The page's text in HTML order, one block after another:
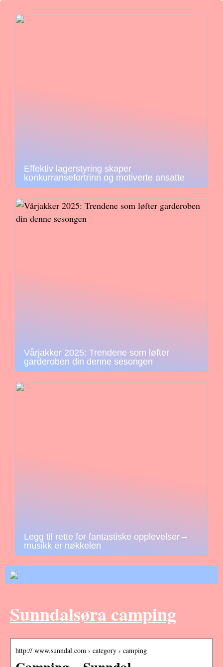
Effektiv lagerstyring skaper
konkurransefortrinn og motiverte ansatte
Vårjakker 2025: Trendene som løfter
garderoben din denne sesongen
Legg til rette for fantastiske opplevelser –
musikk er nøkkelen
Sunndalsøra camping
http:// www.sunndal.com › category › camping